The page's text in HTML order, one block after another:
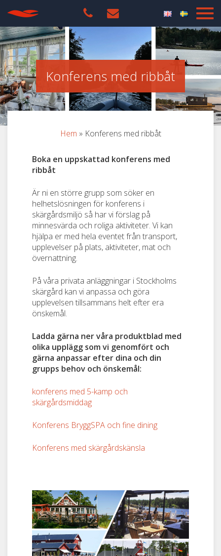
Konferens med ribbåt
Hem » Konferens med ribbåt
Boka en uppskattad konferens med
ribbåt
Är ni en större grupp som söker en
helhetslösningen för konferens i
skärgårdsmiljö så har vi förslag på
minnesvärda och roliga aktiviteter. Vi kan
hjälpa er med hela eventet från transport,
upplevelser på plats, aktiviteter, mat och
övernattning.
På våra privata anläggningar i Stockholms
skärgård kan vi anpassa och göra
upplevelsen tillsammans helt efter era
önskemål.
Ladda gärna ner våra produktblad med
olika upplägg som vi genomfört och
gärna anpassar efter dina och din
grupps behov och önskemål:
konferens med 5-kamp och
skärgårdsmiddag
Konferens BryggSPA och fine dining
Konferens med skärgårdskänsla